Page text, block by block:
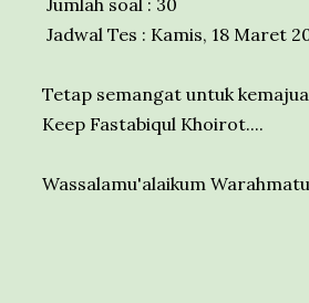
Jadwal Tes : Kamis, 18 Maret
Tetap semangat untuk
Keep Fastabiqul Khoirot....
Wassalamu'alaikum